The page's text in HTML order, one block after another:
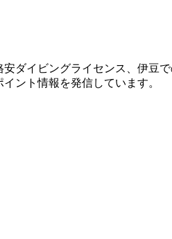
ダイビングライセンス、伊豆
ント情報を発信しています。